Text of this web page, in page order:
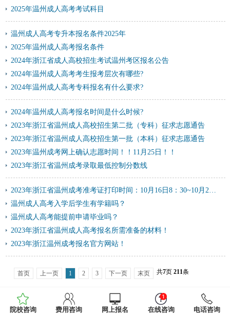
2025年温州成人高考考试科目
温州成人高考专升本报名条件2025年
2025年温州成人高考报名条件
2024年浙江省成人高校招生考试温州考区报名公告
2024年温州成人高考考生报考层次有哪些?
2024年温州成人高考专科报名有什么要求?
2024年温州成人高考报名时间是什么时候?
2023年浙江省温州成人高校招生第二批（专科）征求志愿通告
2023年浙江省温州成人高校招生第一批（本科）征求志愿通告
2023年温州成考网上确认志愿时间！！11月25日！！
2023年浙江省温州成考录取最低控制分数线
温州成人高考入学后学生有学籍吗？
温州成人高考能提前申请毕业吗？
2023年浙江省温州成人高考报名所需准备的材料！
2023年浙江温州成考报名官方网站！
首页 上一页 1 2 3 下一页 末页 共7页 211条
院校咨询 费用咨询 网上报名 在线咨询 电话咨询